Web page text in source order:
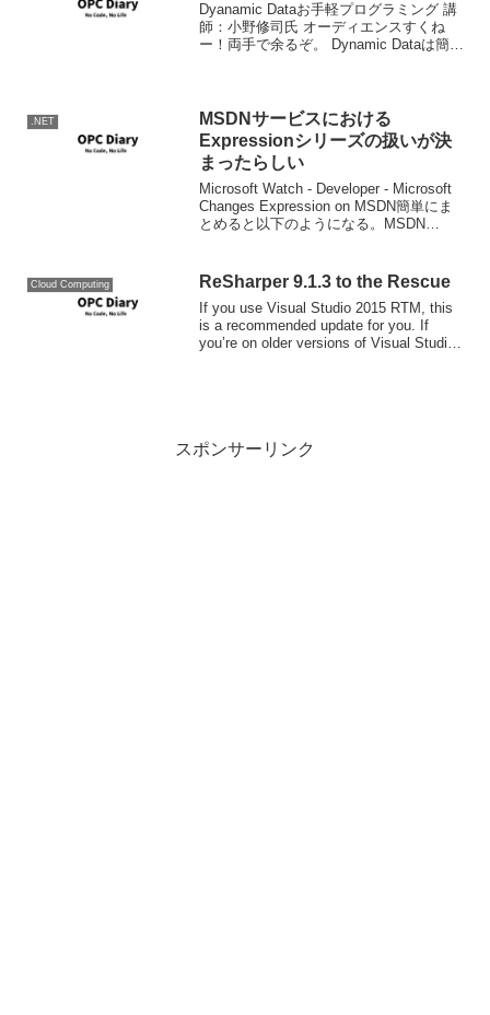
Dyanamic Dataお手軽プログラミング 講
師：小野修司氏 オーディエンスすくね
ー！両手で余るぞ。 Dynamic Dataは簡単
.NET
MSDNサービスにおける
Expressionシリーズの扱いが決
まったらしい
Microsoft Watch - Developer - Microsoft
Changes Expression on MSDN簡単にま
とめると以下のようになる。MSDN
Cloud Computing ReSharper 9.1.3 to the Rescue
If you use Visual Studio 2015 RTM, this
is a recommended update for you. If
you’re on older versions of Visual Studio,
スポンサーリンク